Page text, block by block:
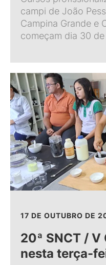
campi de João
Campina Grande e
começam dia 30
17 DE OUTUBRO DE
20ª SNCT /
nesta terça-